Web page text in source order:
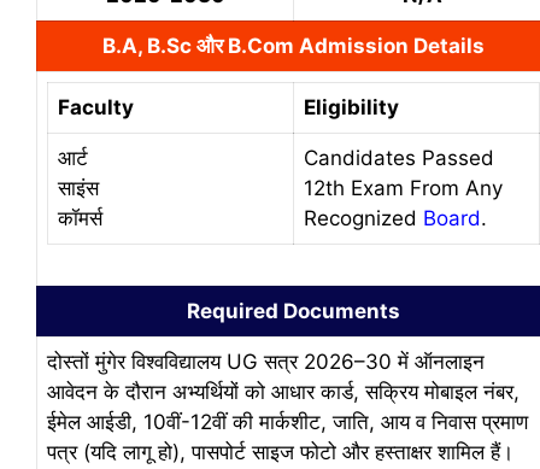
B.A, B.Sc और B.Com Admission Details
Faculty Eligibility
आर्ट
साइंस
कॉमर्स
Candidates Passed
12th Exam From Any
Recognized Board.
Required Documents
दोस्तों मुंगेर विश्वविद्यालय UG सत्र 2026–30 में ऑनलाइन
आवेदन के दौरान अभ्यर्थियों को आधार कार्ड, सक्रिय मोबाइल नंबर,
ईमेल आईडी, 10वीं-12वीं की मार्कशीट, जाति, आय व निवास प्रमाण
पत्र (यदि लागू हो), पासपोर्ट साइज फोटो और हस्ताक्षर शामिल हैं।